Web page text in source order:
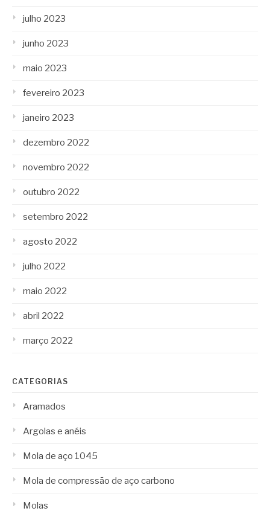
julho 2023
junho 2023
maio 2023
fevereiro 2023
janeiro 2023
dezembro 2022
novembro 2022
outubro 2022
setembro 2022
agosto 2022
julho 2022
maio 2022
abril 2022
março 2022
CATEGORIAS
Aramados
Argolas e anéis
Mola de aço 1045
Mola de compressão de aço carbono
Molas